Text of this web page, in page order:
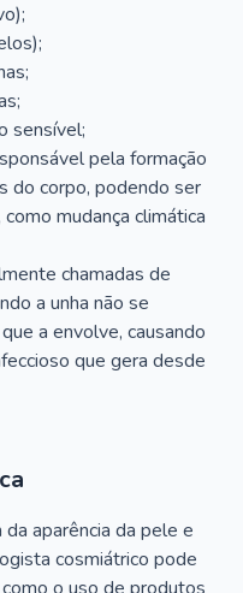
sensível;
pela formação
do corpo, podendo ser
mudança climática
chamadas de
a unha não se
a envolve, causando
que gera desde
aparência da pele e
cosmiátrico pode